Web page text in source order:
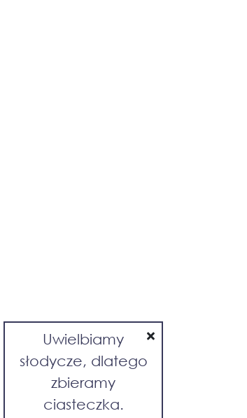
Uwielbiamy
słodycze, dlatego
zbieramy
ciasteczka.